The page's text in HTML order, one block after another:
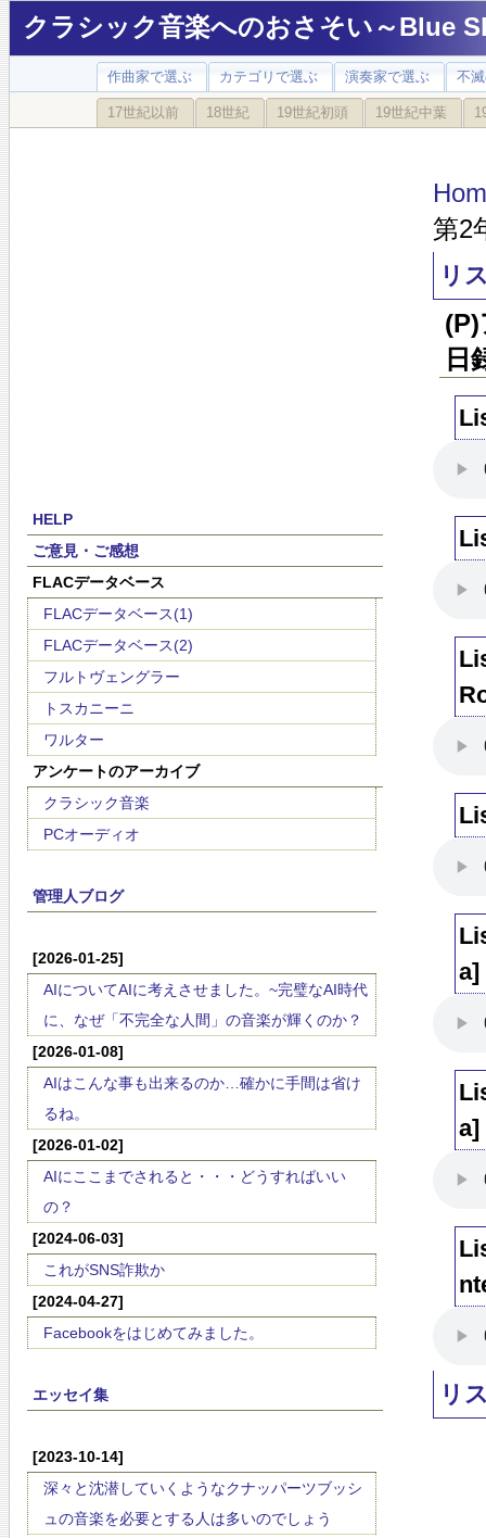
クラシック音楽へのおさそい～Blue
作曲家で選ぶ カテゴリで選ぶ 演奏家で選ぶ 不
17世紀以前 18世紀 19世紀初頭 19世紀中葉
HELP
ご意見・ご感想
FLACデータベース
FLACデータベース(1)
FLACデータベース(2)
フルトヴェングラー
トスカニーニ
ワルター
アンケートのアーカイブ
クラシック音楽
PCオーディオ
管理人ブログ
[2026-01-25]
AIについてAIに考えさせました。~完璧なAI時代
に、なぜ「不完全な人間」の音楽が輝くのか？
[2026-01-08]
AIはこんな事も出来るのか…確かに手間は省け
るね。
[2026-01-02]
AIにここまでされると・・・どうすればいい
の？
[2024-06-03]
これがSNS詐欺か
[2024-04-27]
Facebookをはじめてみました。
エッセイ集
[2023-10-14]
深々と沈潜していくようなクナッパーツブッシ
ュの音楽を必要とする人は多いのでしょう
第2
リ
日
a]
a]
リ